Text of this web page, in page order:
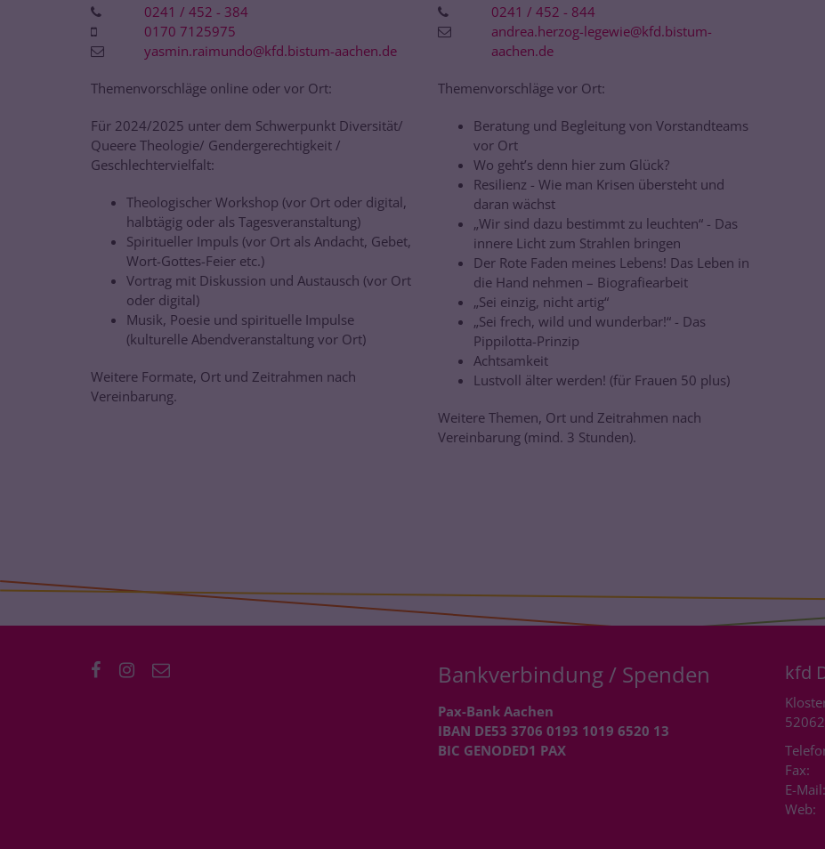
0241 / 452 - 384
0170 7125975
yasmin.raimundo@kfd.bistum-aachen.de
Themenvorschläge online oder vor Ort:
Für 2024/2025 unter dem Schwerpunkt Diversität/
Queere Theologie/ Gendergerechtigkeit /
Geschlechtervielfalt:
Theologischer Workshop (vor Ort oder digital,
halbtägig oder als Tagesveranstaltung)
Spiritueller Impuls (vor Ort als Andacht, Gebet,
Wort-Gottes-Feier etc.)
Vortrag mit Diskussion und Austausch (vor Ort
oder digital)
Musik, Poesie und spirituelle Impulse
(kulturelle Abendveranstaltung vor Ort)
Weitere Formate, Ort und Zeitrahmen nach
Vereinbarung.
0241 / 452 - 844
andrea.herzog-legewie@kfd.bistum-
aachen.de
Themenvorschläge vor Ort:
Beratung und Begleitung von Vorstandteams
vor Ort
Wo geht’s denn hier zum Glück?
Resilienz - Wie man Krisen übersteht und
daran wächst
„Wir sind dazu bestimmt zu leuchten“ - Das
innere Licht zum Strahlen bringen
Der Rote Faden meines Lebens! Das Leben in
die Hand nehmen – Biografiearbeit
„Sei einzig, nicht artig“
„Sei frech, wild und wunderbar!“ - Das
Pippilotta-Prinzip
Achtsamkeit
Lustvoll älter werden! (für Frauen 50 plus)
Weitere Themen, Ort und Zeitrahmen nach
Vereinbarung (mind. 3 Stun­den).
Bankverbindung / Spenden
Pax-Bank Aachen
IBAN DE53 3706 0193 1019 6520 13
BIC GENODED1 PAX
kfd
52062
Fax:
E-Mail:
Web: